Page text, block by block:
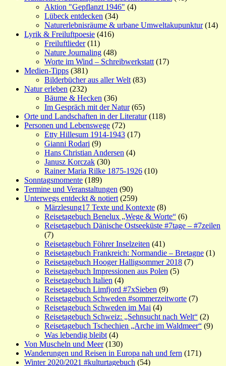
Aktion "Gepflanzt 1946" (4)
Lübeck entdecken (34)
Naturerlebnisräume & urbane Umweltakupunktur(14)
Lyrik & Freiluftpoesie (416)
Freiluftlieder(11)
Nature Journaling (48)
Worte im Wind – Schreibwerkstatt (17)
Medien-Tipps (381)
Bilderbücher aus aller Welt (83)
Natur erleben (232)
Bäume & Hecken (36)
Im Gespräch mit der Natur(65)
Orte und Landschaften in der Literatur(118)
Personen und Lebenswege (72)
Etty Hillesum 1914-1943 (17)
Gianni Rodari (9)
Hans Christian Andersen (4)
Janusz Korczak (30)
Rainer Maria Rilke 1875-1926 (10)
Sonntagsmomente (189)
Termine und Veranstaltungen (90)
Unterwegs entdeckt & notiert (259)
Märzlesung17 Texte und Kontexte (8)
Reisetagebuch Benelux „Wege & Worte“ (6)
Reisetagebuch Dänische Ostseeküste #7tage – #7zeilen
(7)
Reisetagebuch Föhrer Inselzeiten (41)
Reisetagebuch Frankreich: Normandie – Bretagne (1)
Reisetagebuch Hooger Halligsommer 2018 (7)
Reisetagebuch Impressionen aus Polen (5)
Reisetagebuch Italien (4)
Reisetagebuch Limfjord #7xSieben (9)
Reisetagebuch Schweden #sommerzeitworte (7)
Reisetagebuch Schweden im Mai (4)
Reisetagebuch Schweiz: „Sehnsucht nach Welt“ (2)
Reisetagebuch Tschechien „Arche im Waldmeer“ (9)
Was lebendig bleibt (4)
Von Muscheln und Meer(130)
Wanderungen und Reisen in Europa nah und fern (171)
Winter 2020/2021 #kulturtagebuch (54)